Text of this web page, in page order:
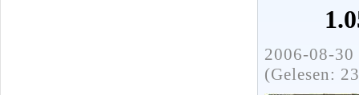
2006-08-
(Gelesen: